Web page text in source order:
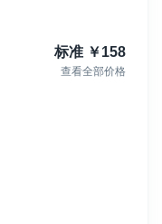
标准 ￥158
查看全部价格